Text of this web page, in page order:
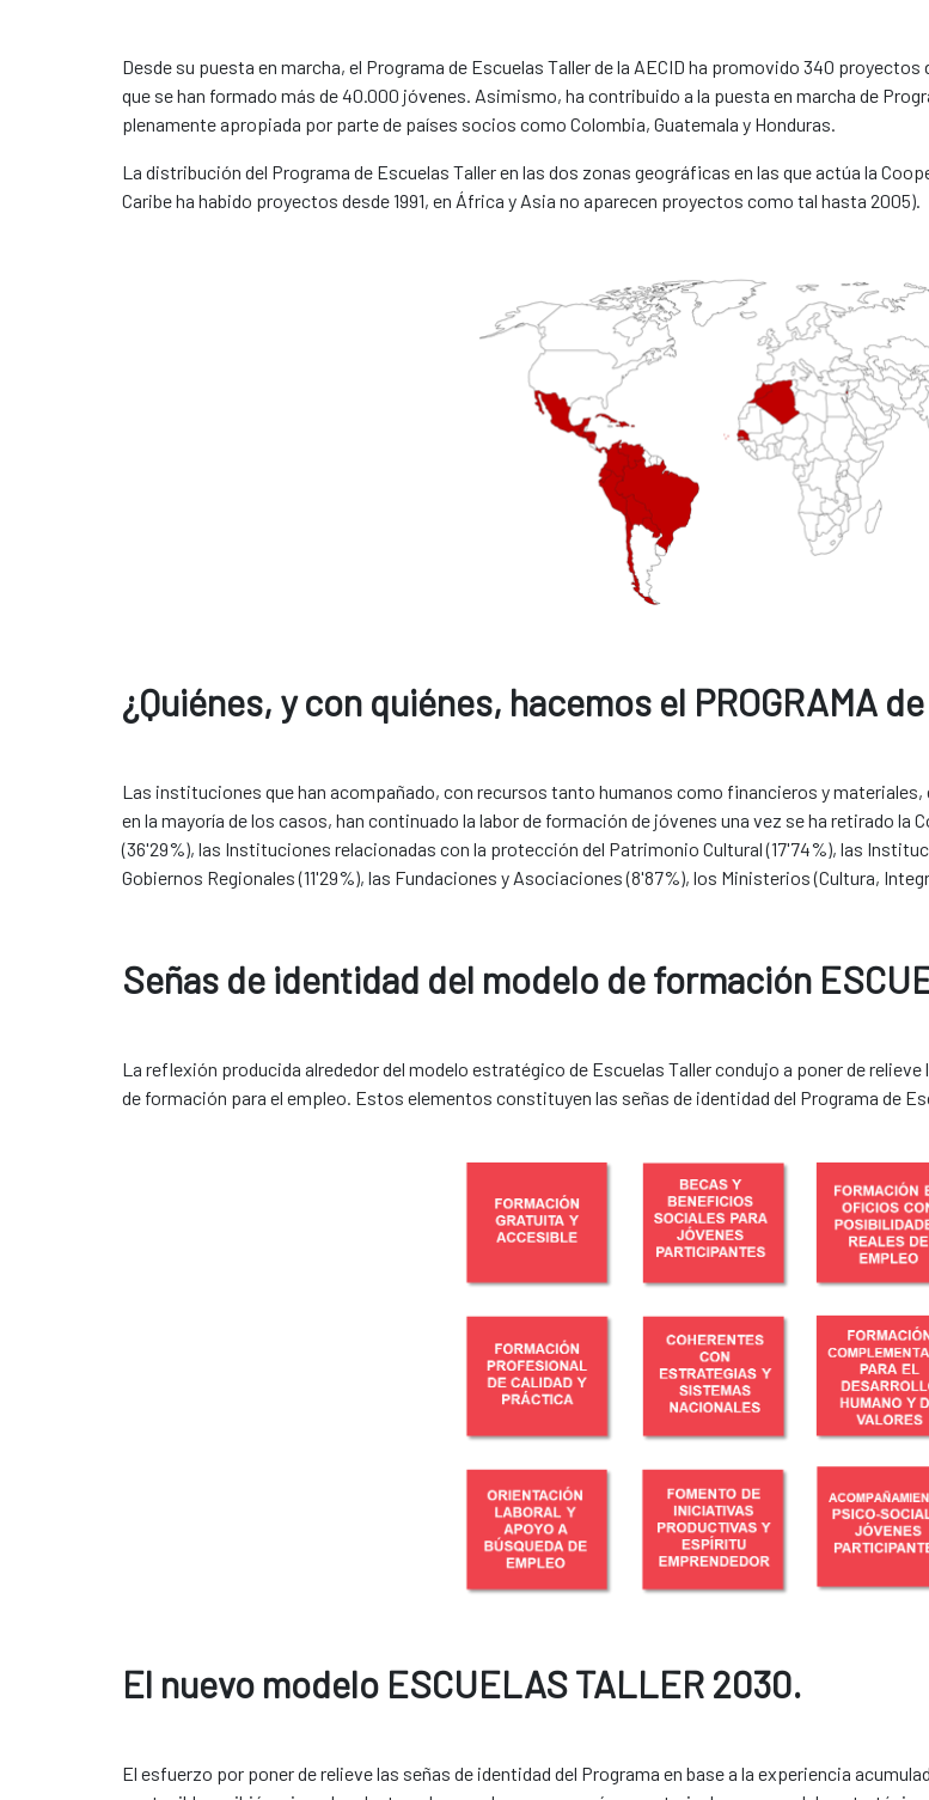
Desde su puesta en marcha, el Programa de Escuelas Taller de la AECID ha promovido 340
que se han formado más de 40.000 jóvenes. Asimismo, ha contribuido a la puesta en marcha de
plenamente apropiada por parte de países socios como Colombia, Guatemala y Honduras.
La distribución del Programa de Escuelas Taller en las dos zonas geográficas en las que actúa la
Caribe ha habido proyectos desde 1991, en África y Asia no aparecen proyectos como tal hasta 2005).
¿Quiénes, y con quiénes, hacemos el PROGRAMA
Las instituciones que han acompañado, con recursos tanto humanos como financieros y
en la mayoría de los casos, han continuado la labor de formación de jóvenes una vez se ha retirado
(36'29%), las Instituciones relacionadas con la protección del Patrimonio Cultural (17'74%), las
Gobiernos Regionales (11'29%), las Fundaciones y Asociaciones (8'87%), los Ministerios (Cultura,
Señas de identidad del modelo de formación
La reflexión producida alrededor del modelo estratégico de Escuelas Taller condujo a poner de
de formación para el empleo. Estos elementos constituyen las señas de identidad del Programa de
El nuevo modelo ESCUELAS TALLER 2030.
El esfuerzo por poner de relieve las señas de identidad del Programa en base a la experiencia